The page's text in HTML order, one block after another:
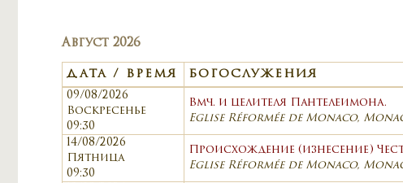
Август 2026
ДАТА / ВРЕМЯ БОГОСЛУЖЕНИЯ
09/08/2026
Воскресенье
09:30
Вмч. и целителя Пантелеимона.
Eglise Réformée de Monaco,
14/08/2026
Пятница
09:30
Происхождение (изнесение)
Eglise Réformée de Monaco,